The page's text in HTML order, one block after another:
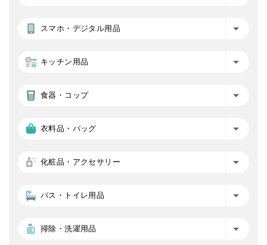
スマホ・デジタル用品
キッチン用品
食器・コップ
衣料品・バッグ
化粧品・アクセサリー
バス・トイレ用品
掃除・洗濯用品